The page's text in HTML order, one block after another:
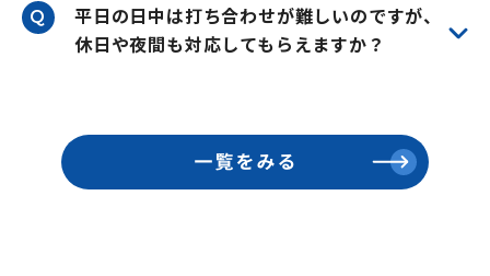
Q
平日の日中は打ち合わせが難しいのですが、
休日や夜間も対応してもらえますか？